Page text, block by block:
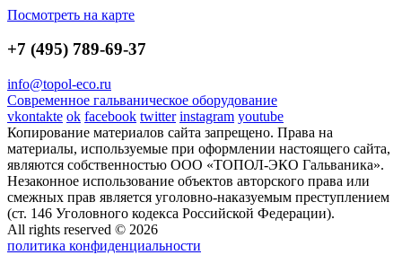
Посмотреть на карте
+7 (495) 789-69-37
info@topol-eco.ru
Современное гальваническое оборудование
vkontakte ok facebook twitter instagram youtube
Копирование материалов сайта запрещено. Права на
материалы, используемые при оформлении настоящего сайта,
являются собственностью ООО «ТОПОЛ-ЭКО Гальваника».
Незаконное использование объектов авторского права или
смежных прав является уголовно-наказуемым преступлением
(ст. 146 Уголовного кодекса Российской Федерации).
All rights reserved © 2026
политика конфиденциальности